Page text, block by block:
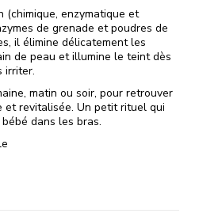
enzymatique et
de grenade et poudres de
il élimine délicatement les
de peau et illumine le teint dès
irriter.
matin ou soir, pour retrouver
et revitalisée. Un petit rituel qui
dans les bras.